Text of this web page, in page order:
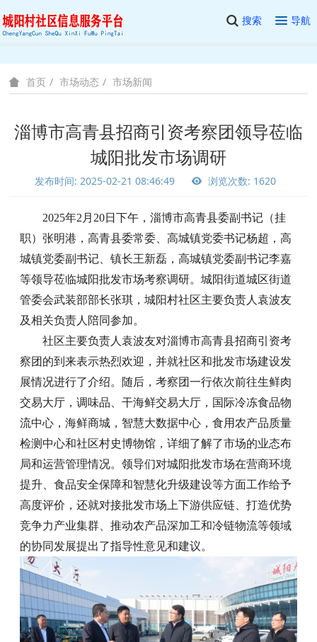
搜索 导航
首页 市场动态 市场新闻
淄博市高青县招商引资考察团领导莅临
城阳批发市场调研
发布时间: 2025-02-21 08:46:49 浏览次数: 1620
2025年2月20日下午，淄博市高青县委副书记（挂
职）张明港 ，高青县委常委、高城镇党委书记杨超，高
城镇党委副书记、镇长王新磊，高城镇党委副书记李嘉
等领导莅临城阳批发市场考察调研。城阳街道城区街道
管委会武装部部长张琪，城阳村社区主要负责人袁波友
及相关负责人陪同参加。
社区主要负责人袁波友对淄博市高青县招商引资考
察团的到来表示热烈欢迎，并就社区和批发市场建设发
展情况进行了介绍。随后，考察团一行依次前往生鲜肉
交易大厅，调味品、干海鲜交易大厅，国际冷冻食品物
流中心，海鲜商城，智慧大数据中心，食用农产品质量
检测中心和社区村史博物馆，详细了解了市场的业态布
局和运营管理情况。领导们对城阳批发市场在营商环境
提升、食品安全保障和智慧化升级建设等方面工作给予
高度评价，还就对接批发市场上下游供应链、打造优势
竞争力产业集群、推动农产品深加工和冷链物流等领域
的协同发展提出了指导性意见和建议。